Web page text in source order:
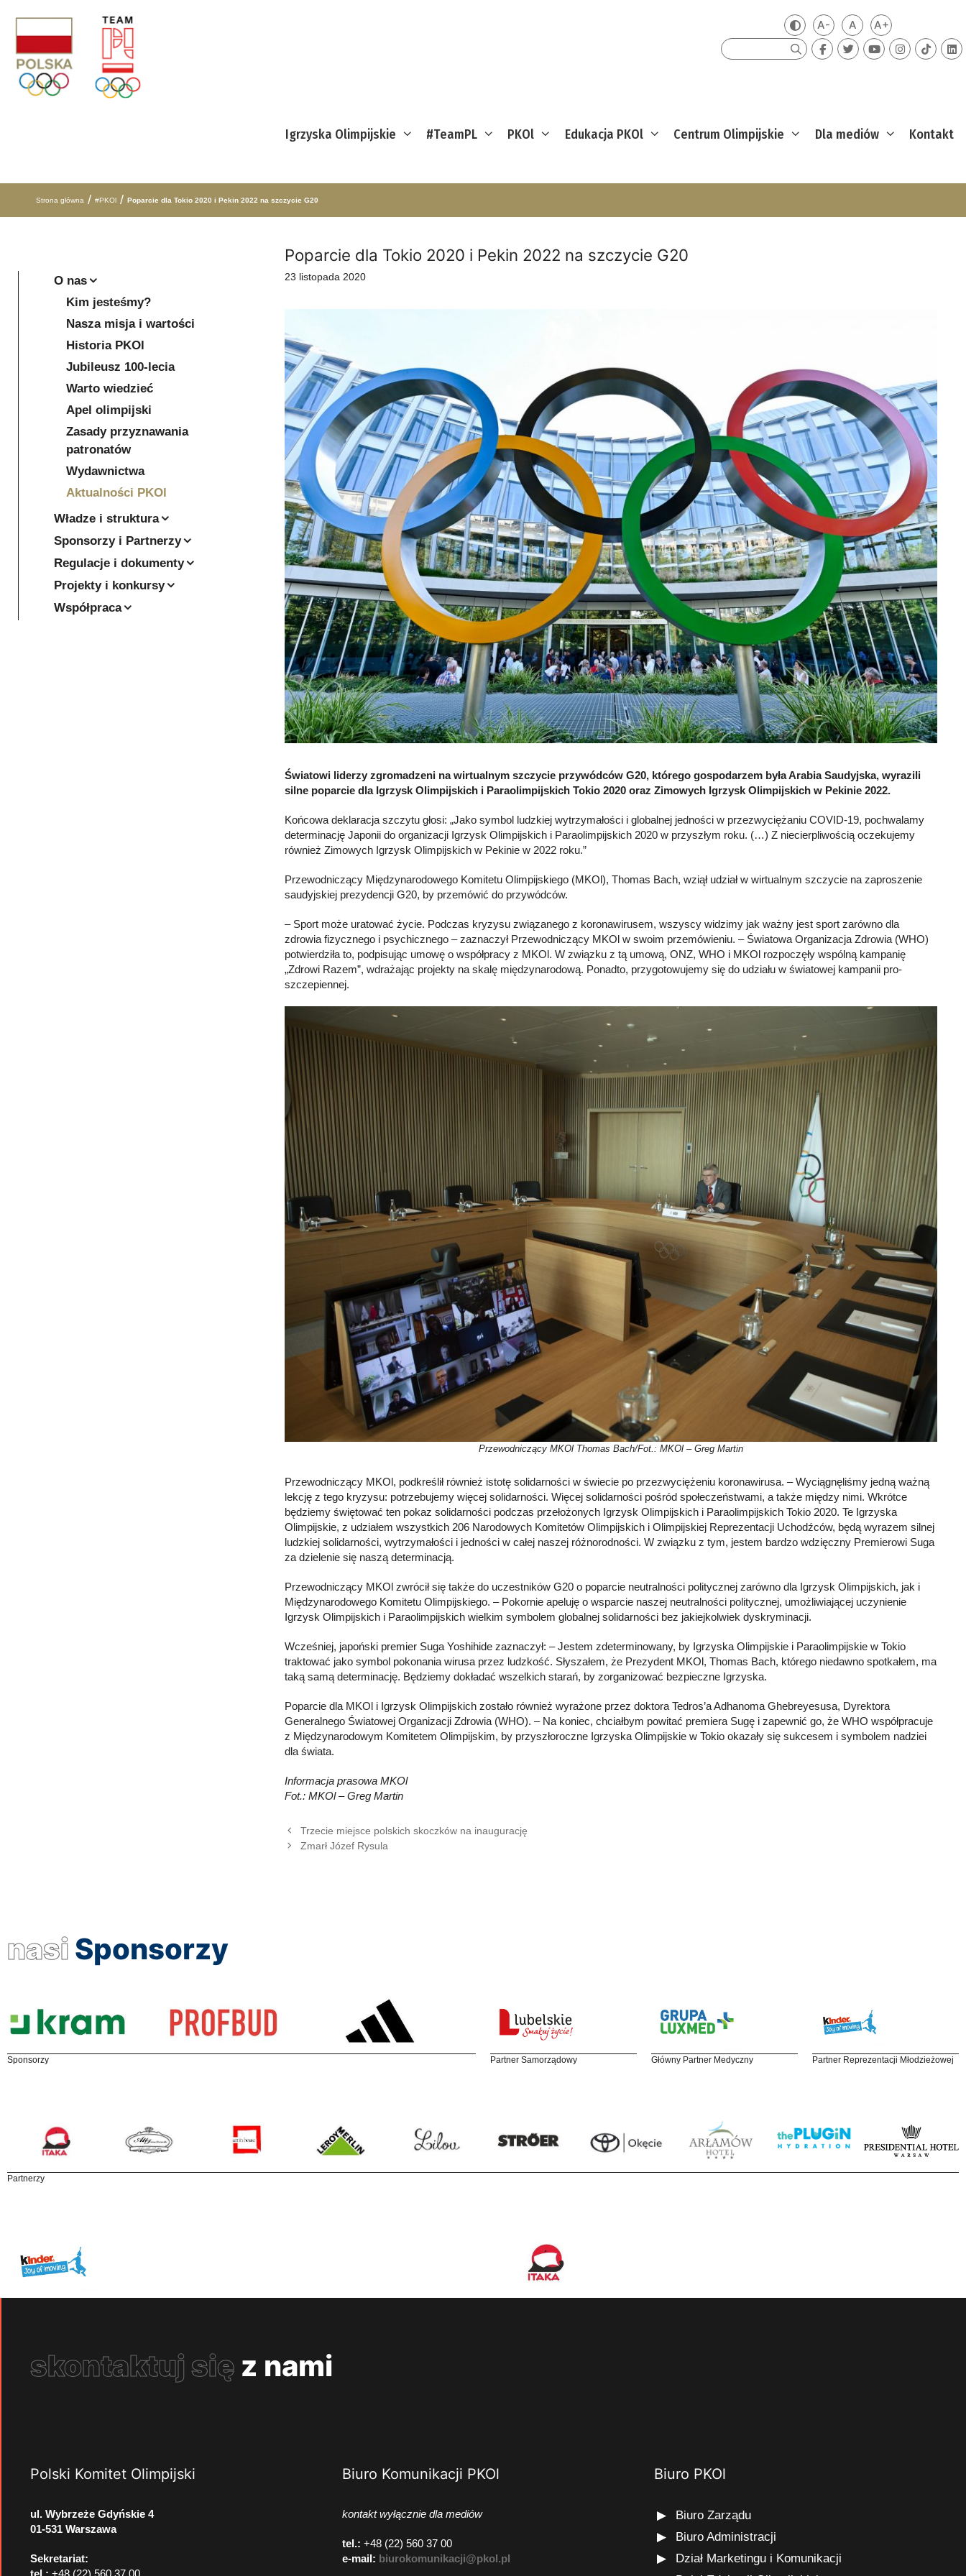
Zmień kontrast
A-Mniejsza czcionka
ADomyślna czcionka
A+Większa
Szukaj
Igrzyska Olimpijskie #TeamPL PKOl Edukacja PKOl Centrum Olimpijskie Dla mediów Kontakt
Strona główna / #PKOl / Poparcie dla Tokio 2020 i Pekin 2022 na szczycie G20
Poparcie dla Tokio 2020 i Pekin 2022 na szczycie G20
23 listopada 2020
Światowi liderzy zgromadzeni na wirtualnym szczycie przywódców G20, którego gospodarzem była Arabia Saudyjska, wyrazili
silne poparcie dla Igrzysk Olimpijskich i Paraolimpijskich Tokio 2020 oraz Zimowych Igrzysk Olimpijskich w Pekinie 2022.
Końcowa deklaracja szczytu głosi: „Jako symbol ludzkiej wytrzymałości i globalnej jedności w przezwyciężaniu COVID-19, pochwalamy
determinację Japonii do organizacji Igrzysk Olimpijskich i Paraolimpijskich 2020 w przyszłym roku. (…) Z niecierpliwością oczekujemy
również Zimowych Igrzysk Olimpijskich w Pekinie w 2022 roku.”
Przewodniczący Międzynarodowego Komitetu Olimpijskiego (MKOl), Thomas Bach, wziął udział w wirtualnym szczycie na zaproszenie
saudyjskiej prezydencji G20, by przemówić do przywódców.
– Sport może uratować życie. Podczas kryzysu związanego z koronawirusem, wszyscy widzimy jak ważny jest sport zarówno dla
zdrowia fizycznego i psychicznego – zaznaczył Przewodniczący MKOl w swoim przemówieniu. – Światowa Organizacja Zdrowia (WHO)
potwierdziła to, podpisując umowę o współpracy z MKOl. W związku z tą umową, ONZ, WHO i MKOl rozpoczęły wspólną kampanię
„Zdrowi Razem”, wdrażając projekty na skalę międzynarodową. Ponadto, przygotowujemy się do udziału w światowej kampanii pro-
szczepiennej.
Przewodniczący MKOl Thomas Bach/Fot.: MKOl – Greg Martin
Przewodniczący MKOl, podkreślił również istotę solidarności w świecie po przezwyciężeniu koronawirusa. – Wyciągnęliśmy jedną ważną
lekcję z tego kryzysu: potrzebujemy więcej solidarności. Więcej solidarności pośród społeczeństwami, a także między nimi. Wkrótce
będziemy świętować ten pokaz solidarności podczas przełożonych Igrzysk Olimpijskich i Paraolimpijskich Tokio 2020. Te Igrzyska
Olimpijskie, z udziałem wszystkich 206 Narodowych Komitetów Olimpijskich i Olimpijskiej Reprezentacji Uchodźców, będą wyrazem silnej
ludzkiej solidarności, wytrzymałości i jedności w całej naszej różnorodności. W związku z tym, jestem bardzo wdzięczny Premierowi Suga
za dzielenie się naszą determinacją.
Przewodniczący MKOl zwrócił się także do uczestników G20 o poparcie neutralności politycznej zarówno dla Igrzysk Olimpijskich, jak i
Międzynarodowego Komitetu Olimpijskiego. – Pokornie apeluję o wsparcie naszej neutralności politycznej, umożliwiającej uczynienie
Igrzysk Olimpijskich i Paraolimpijskich wielkim symbolem globalnej solidarności bez jakiejkolwiek dyskryminacji.
Wcześniej, japoński premier Suga Yoshihide zaznaczył: – Jestem zdeterminowany, by Igrzyska Olimpijskie i Paraolimpijskie w Tokio
traktować jako symbol pokonania wirusa przez ludzkość. Słyszałem, że Prezydent MKOl, Thomas Bach, którego niedawno spotkałem, ma
taką samą determinację. Będziemy dokładać wszelkich starań, by zorganizować bezpieczne Igrzyska.
Poparcie dla MKOl i Igrzysk Olimpijskich zostało również wyrażone przez doktora Tedros’a Adhanoma Ghebreyesusa, Dyrektora
Generalnego Światowej Organizacji Zdrowia (WHO). – Na koniec, chciałbym powitać premiera Sugę i zapewnić go, że WHO współpracuje
z Międzynarodowym Komitetem Olimpijskim, by przyszłoroczne Igrzyska Olimpijskie w Tokio okazały się sukcesem i symbolem nadziei
dla świata.
Informacja prasowa MKOl
Fot.: MKOl – Greg Martin
Trzecie miejsce polskich skoczków na inaugurację
Zmarł Józef Rysula
O nas
Kim jesteśmy?
Nasza misja i wartości
Historia PKOl
Jubileusz 100-lecia
Warto wiedzieć
Apel olimpijski
Zasady przyznawania
patronatów
Wydawnictwa
Aktualności PKOl
Władze i struktura
Sponsorzy i Partnerzy
Regulacje i dokumenty
Projekty i konkursy
Współpraca
nasi Sponsorzy
Sponsorzy Partner Samorządowy Główny Partner Medyczny Partner Reprezentacji Młodzieżowej
Partnerzy
skontaktuj się z nami
Polski Komitet Olimpijski
ul. Wybrzeże Gdyńskie 4
01-531 Warszawa
Sekretariat:
Biuro Komunikacji PKOl
kontakt wyłącznie dla mediów
tel.: +48 (22) 560 37 00
e-mail: biurokomunikacji@pkol.pl
Biuro PKOl
Biuro Zarządu
Biuro Administracji
Dział Marketingu i Komunikacji